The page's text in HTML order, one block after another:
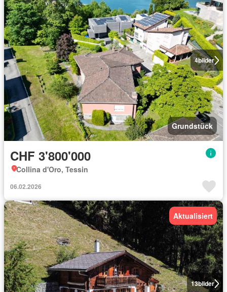
4bilder
Grundstück
CHF 3'800'000
Collina d'Oro, Tessin
06.02.2026
13bilder
Aktualisiert